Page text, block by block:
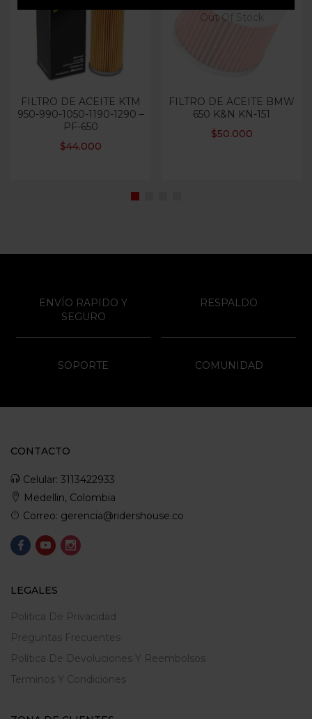
FILTRO DE ACEITE KTM
950-990-1050-1190-1290 –
PF-650
$44.000
Out Of Stock
FILTRO DE ACEITE BMW
650 K&N KN-151
$50.000
ENVÍO RAPIDO Y
SEGURO
RESPALDO
SOPORTE COMUNIDAD
CONTACTO
Celular: 3113422933
Medellin, Colombia
Correo: gerencia@ridershouse.co
LEGALES
Politica De Privacidad
Preguntas Frecuentes
Política De Devoluciones Y Reembolsos
Terminos Y Condiciones